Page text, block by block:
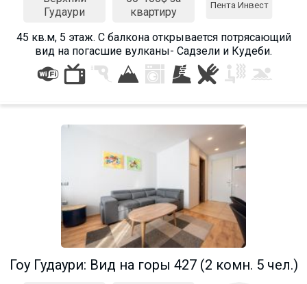
Гудаури
квартиру
Пента Инвест
45 кв.м, 5 этаж. С балкона открывается потрясающий
вид на погасшие вулканы- Садзели и Кудеби.
Гоу Гудаури: Вид на горы 427 (2 комн. 5 чел.)